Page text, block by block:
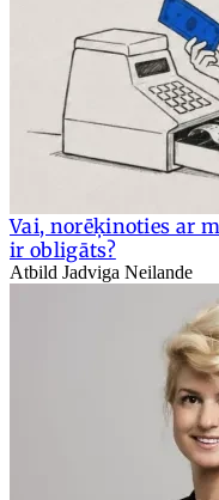
Vai, norēķinoties ar
ir obligāts?
Atbild Jadviga Neilande